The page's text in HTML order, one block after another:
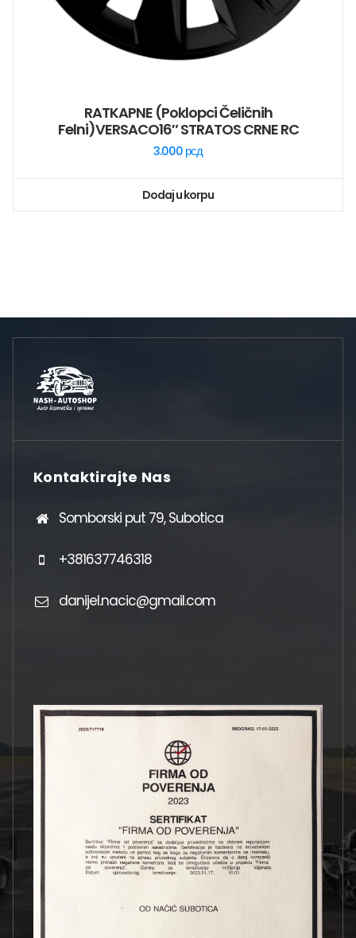
RATKAPNE (poklopci Čeličnih
Felni)VERSACO16″ STRATOS CRNE RC
3.000 рсд
Dodaj u korpu
Kontaktirajte Nas
Somborski put 79, Subotica
+381637746318
danijel.nacic@gmail.com